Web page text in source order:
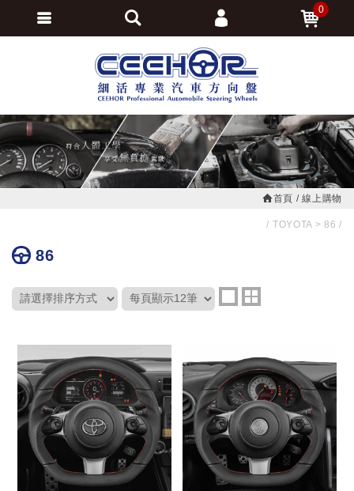
首頁 線上購物
TOYOTA 86
86
0
會員登入
會員註冊
訂單查詢
追蹤清單
繁體中文